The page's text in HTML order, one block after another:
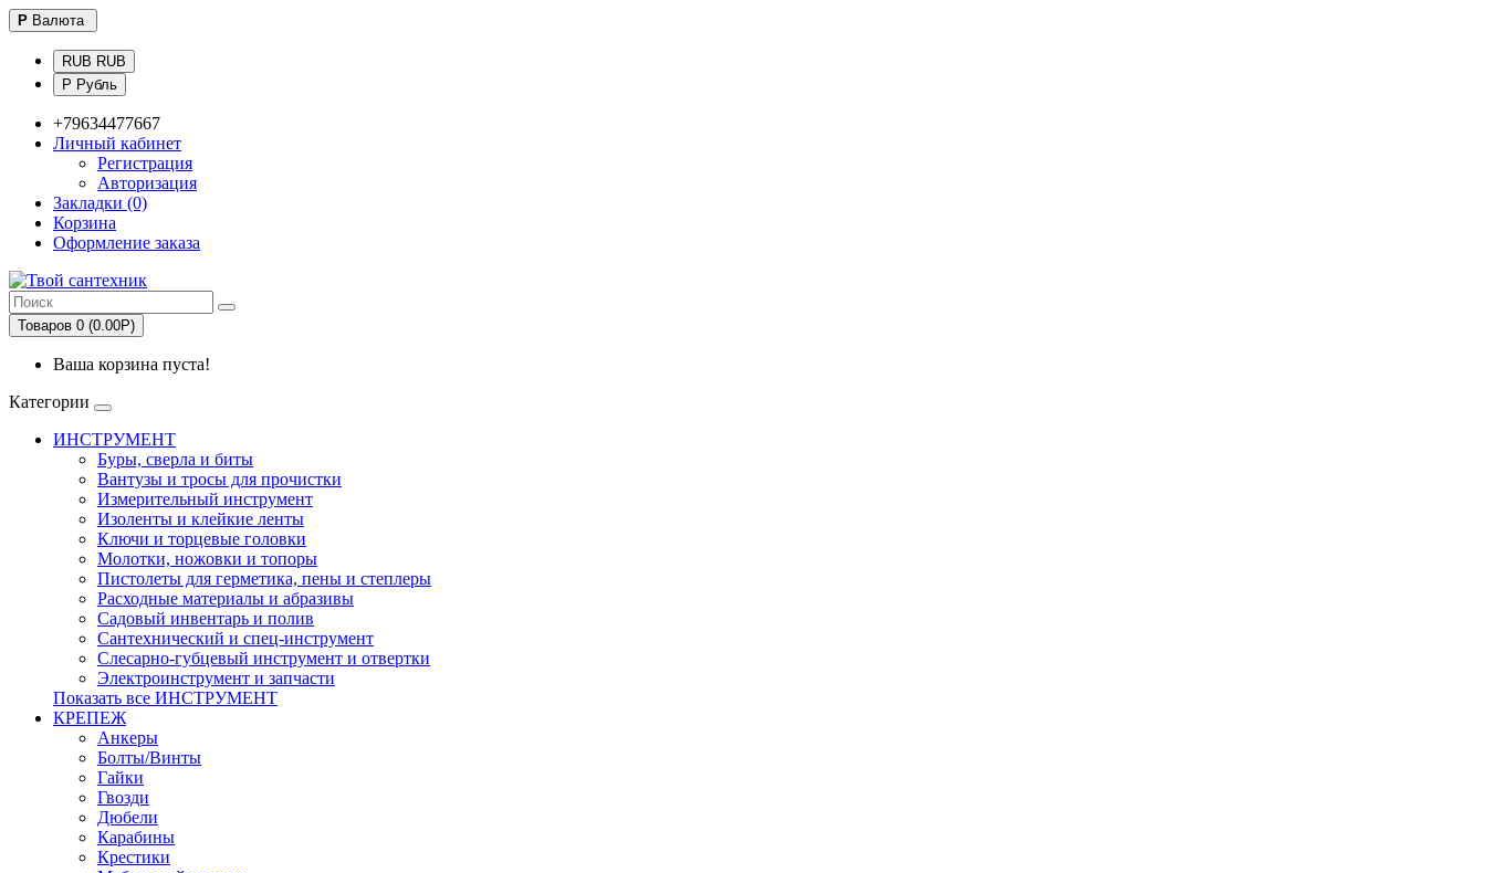
Р Валюта
RUB RUB
Р Рубль
+79634477667
Личный кабинет
Регистрация
Авторизация
Закладки (0)
Корзина
Оформление заказа
Товаров 0 (0.00Р)
Ваша корзина пуста!
Категории
ИНСТРУМЕНТ
Буры, сверла и биты
Вантузы и тросы для прочистки
Измерительный инструмент
Изоленты и клейкие ленты
Ключи и торцевые головки
Молотки, ножовки и топоры
Пистолеты для герметика, пены и степлеры
Расходные материалы и абразивы
Садовый инвентарь и полив
Сантехнический и спец-инструмент
Слесарно-губцевый инструмент и отвертки
Электроинструмент и запчасти
Показать все ИНСТРУМЕНТ
КРЕПЕЖ
Анкеры
Болты/Винты
Гайки
Гвозди
Дюбели
Карабины
Крестики